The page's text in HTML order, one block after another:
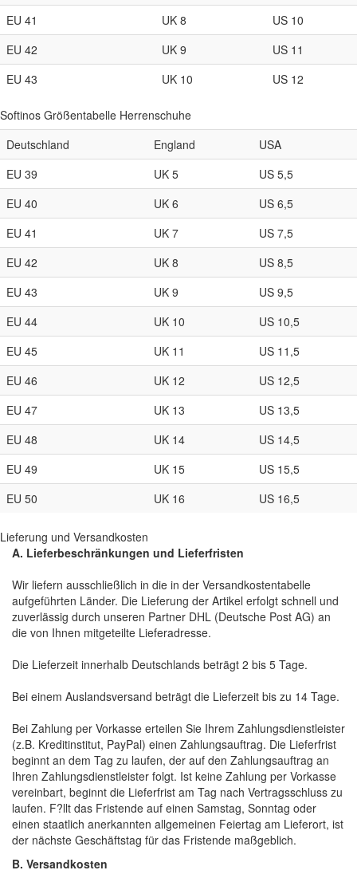
EU 41
UK 8
US 10
EU 42
UK 9
US 11
EU 43
UK 10 US 12
Softinos Größentabelle Herrenschuhe
Deutschland
England
USA
EU 39
UK 5
US 5,5
EU 40
UK 6
US 6,5
EU 41
UK 7
US 7,5
EU 42
UK 8
US 8,5
EU 43
UK 9
US 9,5
EU 44
UK 10
US 10,5
EU 45
UK 11
US 11,5
EU 46
UK 12
US 12,5
EU 47
UK 13
US 13,5
EU 48
UK 14
US 14,5
EU 49
UK 15
US 15,5
EU 50
UK 16 US 16,5
Lieferung und Versandkosten
A. Lieferbeschränkungen und Lieferfristen
Wir liefern ausschließlich in die in der Versandkostentabelle
aufgeführten Länder. Die Lieferung der Artikel erfolgt schnell und
zuverlässig durch unseren Partner DHL (Deutsche Post AG) an
die von Ihnen mitgeteilte Lieferadresse.
Die Lieferzeit innerhalb Deutschlands beträgt 2 bis 5 Tage.
Bei einem Auslandsversand beträgt die Lieferzeit bis zu 14 Tage.
Bei Zahlung per Vorkasse erteilen Sie Ihrem Zahlungsdienstleister
(z.B. Kreditinstitut, PayPal) einen Zahlungsauftrag. Die Lieferfrist
beginnt an dem Tag zu laufen, der auf den Zahlungsauftrag an
Ihren Zahlungsdienstleister folgt. Ist keine Zahlung per Vorkasse
vereinbart, beginnt die Lieferfrist am Tag nach Vertragsschluss zu
laufen. F?llt das Fristende auf einen Samstag, Sonntag oder
einen staatlich anerkannten allgemeinen Feiertag am Lieferort, ist
der nächste Geschäftstag für das Fristende maßgeblich.
B. Versandkosten